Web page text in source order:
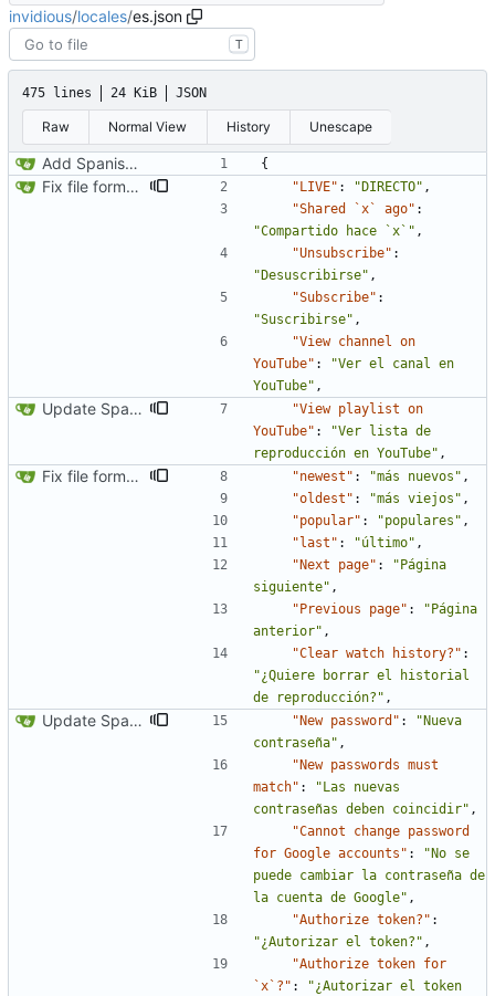
invidious/locales/es.json
T
475 lines 24 KiB JSON
Raw Normal View History Unescape
Add Spanish translation ( #466)
{
Fix file formatting for locales "LIVE" : "DIRECTO" ,
"Shared `x` ago" :
"Compartido hace `x`" ,
"Unsubscribe" :
"Desuscribirse" ,
"Subscribe" :
"Suscribirse" ,
"View channel on
YouTube" :
"Ver el canal en
YouTube" ,
Update Spanish translation
"View playlist on
YouTube" :
"Ver lista de
reproducción en YouTube" ,
Fix file formatting for locales "newest" : "más nuevos" ,
"oldest" : "más viejos" ,
"popular" : "populares" ,
"last" : "último" ,
"Next page" :
"Página
siguiente" ,
"Previous page" :
"Página
anterior" ,
"Clear watch history?" :
"¿Quiere borrar el historial
de reproducción?" ,
Update Spanish translation "New password" :
"Nueva
contraseña" ,
"New passwords must
match" :
"Las nuevas
contraseñas deben coincidir" ,
"Cannot change password
for Google accounts" :
"No se
puede cambiar la contraseña de
la cuenta de Google" ,
"Authorize token?" :
"¿Autorizar el token?" ,
"Authorize token for
`x`?" :
"¿Autorizar el token